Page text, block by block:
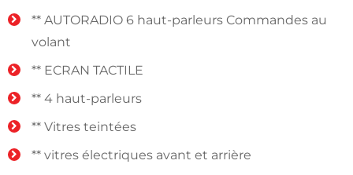
** AUTORADIO 6 haut-parleurs Commandes au
volant
** ECRAN TACTILE
** 4 haut-parleurs
** Vitres teintées
** vitres électriques avant et arrière